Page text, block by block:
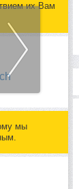
их Вам
мы